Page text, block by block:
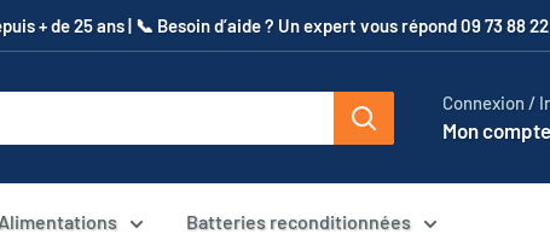
+ de 25 ans | 📞​ Besoin d’aide ? Un expert vous répond 09 73 88 22
Connexion /
Mon compte
Alimentations Batteries reconditionnées